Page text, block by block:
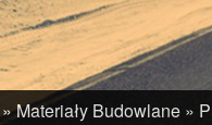
»Materiały Budowlane »